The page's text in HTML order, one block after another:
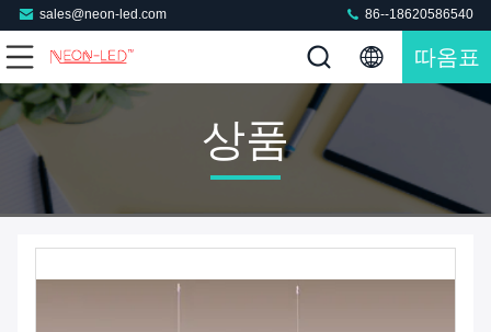
sales@neon-led.com 86--18620586540
따옴표
상품